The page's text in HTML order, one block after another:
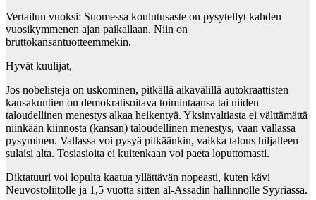
Vertailun vuoksi: Suomessa koulutusaste on pysytellyt kahden
vuosikymmenen ajan paikallaan. Niin on
bruttokansantuotteemmekin.
Hyvät kuulijat,
Jos nobelisteja on uskominen, pitkällä aikavälillä autokraattisten
kansakuntien on demokratisoitava toimintaansa tai niiden
taloudellinen menestys alkaa heikentyä. Yksinvaltiasta ei välttämättä
niinkään kiinnosta (kansan) taloudellinen menestys, vaan vallassa
pysyminen. Vallassa voi pysyä pitkäänkin, vaikka talous hiljalleen
sulaisi alta. Tosiasioita ei kuitenkaan voi paeta loputtomasti.
Diktatuuri voi lopulta kaatua yllättävän nopeasti, kuten kävi
Neuvostoliitolle ja 1,5 vuotta sitten al-Assadin hallinnolle Syyriassa.